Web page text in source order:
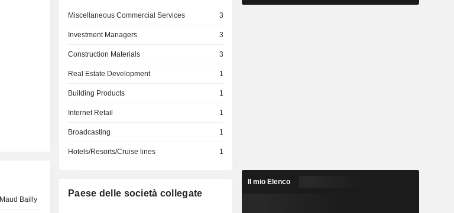
Maud Bailly
Miscellaneous Commercial Services 3
Investment Managers 3
Construction Materials 3
Real Estate Development 1
Building Products 1
Internet Retail 1
Broadcasting 1
Hotels/Resorts/Cruise lines 1
Paese delle società collegate
Il mio Elenco